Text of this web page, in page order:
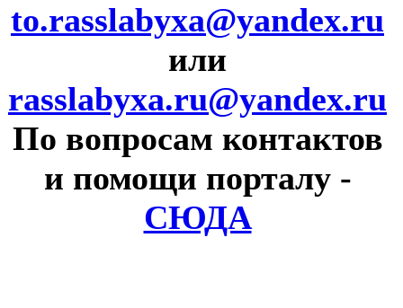
to.rasslabyxa@yandex.ru
или
rasslabyxa.ru@yandex.ru
По вопросам контактов
и помощи порталу -
СЮДА